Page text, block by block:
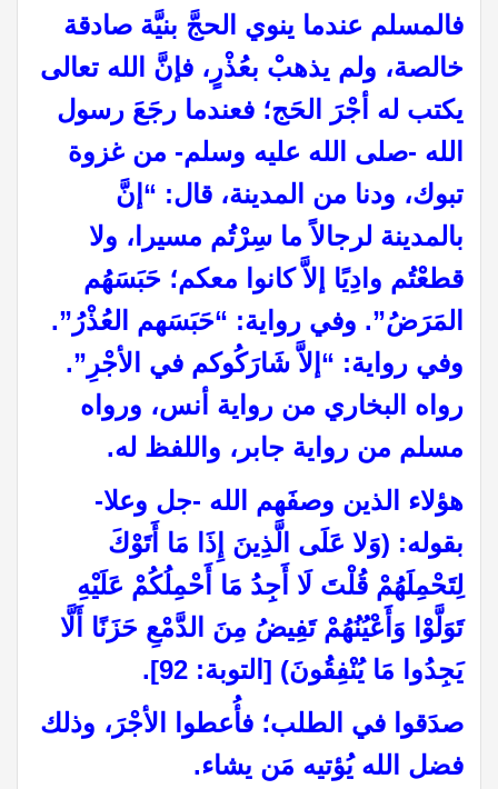
فالمسلم عندما ينوي الحجَّ بنيَّة صادقة
خالصة، ولم يذهبْ بعُذْرٍ، فإنَّ الله تعالى
يكتب له أجْرَ الحَج؛ فعندما رجَعَ رسول
الله -صلى الله عليه وسلم- من غزوة
تبوك، ودنا من المدينة، قال: “إنَّ
بالمدينة لرجالاً ما سِرْتُم مسيرا، ولا
قطعْتُم وادِيًا إلاَّ كانوا معكم؛ حَبَسَهُم
المَرَضُ”. وفي رواية: “حَبَسَهم العُذْرُ”.
وفي رواية: “إلاَّ شَارَكُوكم في الأجْرِ”.
رواه البخاري من رواية أنس، ورواه
مسلم من رواية جابر، واللفظ له.
هؤلاء الذين وصفَهم الله -جل وعلا-
بقوله: (وَلا عَلَى الَّذِينَ إِذَا مَا أَتَوْكَ
لِتَحْمِلَهُمْ قُلْتَ لَا أَجِدُ مَا أَحْمِلُكُمْ عَلَيْهِ
تَوَلَّوْا وَأَعْيُنُهُمْ تَفِيضُ مِنَ الدَّمْعِ حَزَنًا أَلَّا
يَجِدُوا مَا يُنْفِقُونَ) [التوبة: 92].
صدَقوا في الطلب؛ فأُعطوا الأجْرَ، وذلك
فضل الله يُؤتيه مَن يشاء.